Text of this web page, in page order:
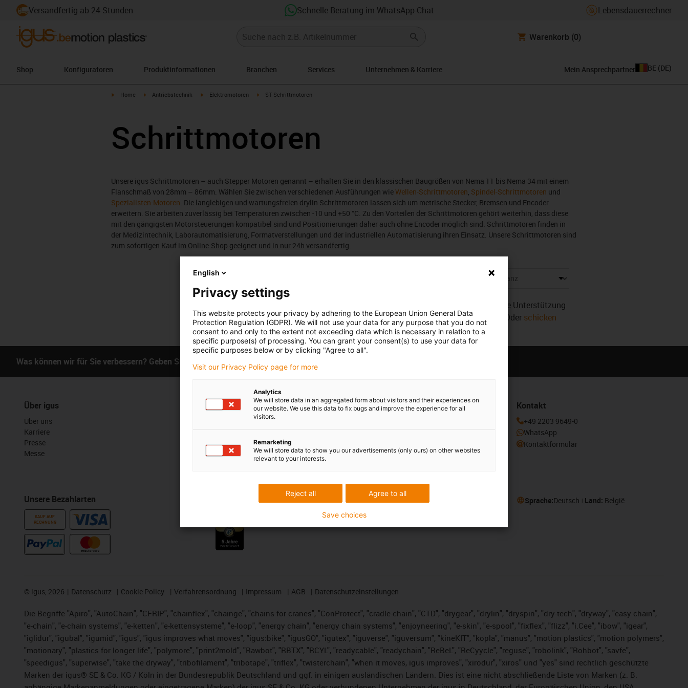
Versandfertig ab 24 Stunden Schnelle Beratung im WhatsApp-Chat Lebensdauerrechner
Warenkorb (0)
Shop Konfiguratoren Produktinformationen Branchen Services Unternehmen & Karriere Mein Ansprechpartner BE (DE)
igus-icon-arrow-right
Home igus-icon-arrow-right
Antriebstechnik igus-icon-arrow-right
Elektromotoren igus-icon-arrow-right
ST Schrittmotoren
Schrittmotoren
Unsere igus Schrittmotoren – auch Stepper Motoren genannt – erhalten Sie in den klassischen Baugrößen von Nema 11 bis Nema 34 mit einem
Flanschmaß von 28mm – 86mm. Wählen Sie zwischen verschiedenen Ausführungen wieWellen-Schrittmotoren Spindel-Schrittmotoren und
Spezialisten-Motoren . Die langlebigen und wartungsfreien drylin Schrittmotoren lassen sich um metrische Stecker, Bremsen und Encoder
erweitern. Sie arbeiten zuverlässig bei Temperaturen zwischen -10 und +50 °C. Zu den Vorteilen der Schrittmotoren gehört weiterhin, dass diese
mit den gängigsten Motorsteuerungen kompatibel sind und Positionierungen daher auch ohne Encoder möglich sind. Schrittmotoren finden in
der Medizintechnik, Laborautomatisierung, Formatverstellungen und der industriellen Automatisierung ihren Einsatz. Unsere Schrittmotoren sind
zum sofortigen Kauf im Online-Shop geeignet und in nur 24h versandfertig.
In dieser Kategorie sind derzeit leider keine Produkte verfügbar. Benötigen Sie Unterstützung
oder eine individuelle Lösung? Der igus® LiveChat hilft Ihnen sofort weiter! Oder schicken
Sie uns eine Nachricht!
Was können wir für Sie verbessern? Geben Sie uns Ihr Feedback.
Über igus
Über uns
Karriere
Presse
Messe
Unsere Bezahlarten
KAUF AUF
RECHNUNG
Kostenlose Muster
CAD Download Portal
Newsletter Kontakt
+49 2203 9649-0
WhatsApp
Kontaktformular
Folge uns auf Social Media Sprache:Deutsch Land: België
© igus, 2026 Datenschutz Cookie Policy Verfahrensordnung Impressum AGB Datenschutzeinstellungen
Die Begriffe "Apiro", "AutoChain", "CFRIP", "chainflex", "chainge", "chains for cranes", "ConProtect", "cradle-chain", "CTD", "drygear", "drylin", "dryspin", "dry-tech", "dryway", "easy chain",
"e-chain", "e-chain systems", "e-ketten", "e-kettensysteme", "e-loop", "energy chain", "energy chain systems", "enjoyneering", "e-skin", "e-spool", "fixflex", "flizz", "i.Cee", "ibow", "igear",
"iglidur", "igubal", "igumid", "igus", "igus improves what moves", "igus:bike", "igusGO", "igutex", "iguverse", "iguversum", "kineKIT", "kopla", "manus", "motion plastics", "motion polymers",
"motionary", "plastics for longer life", "polymore", "print2mold", "Rawbot", "RBTX", "RCYL", "readycable", "readychain", "ReBeL", "ReCyycle", "reguse", "robolink", "Rohbot", "savfe",
"speedigus", "superwise", "take the dryway", "tribofilament", "tribotape", "triflex", "twisterchain", "when it moves, igus improves", "xirodur", "xiros" und "yes" sind rechtlich geschützte
Marken der igus® SE & Co. KG / Köln in der Bundesrepublik Deutschland und ggf. in einigen ausländischen Ländern. Dies ist eine nicht abschließende Liste von Marken (z. B.
English
Privacy settings
This website protects your privacy by adhering to the European Union General Data
Protection Regulation (GDPR). We will not use your data for any purpose that you do not
consent to and only to the extent not exceeding data which is necessary in relation to a
specific purpose(s) of processing. You can grant your consent(s) to use your data for
specific purposes below or by clicking "Agree to all".
Visit our Privacy Policy page for more
Analytics
We will store data in an aggregated form about visitors and their experiences on
our website. We use this data to fix bugs and improve the experience for all
visitors.
Remarketing
We will store data to show you our advertisements (only ours) on other websites
relevant to your interests.
Agree to all
Reject all
Save choices